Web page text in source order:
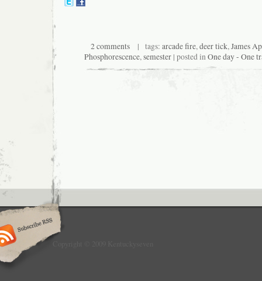
2 comments | tags: arcade fire,deer tick,James
Phosphorescence,semester| posted inOne day - One